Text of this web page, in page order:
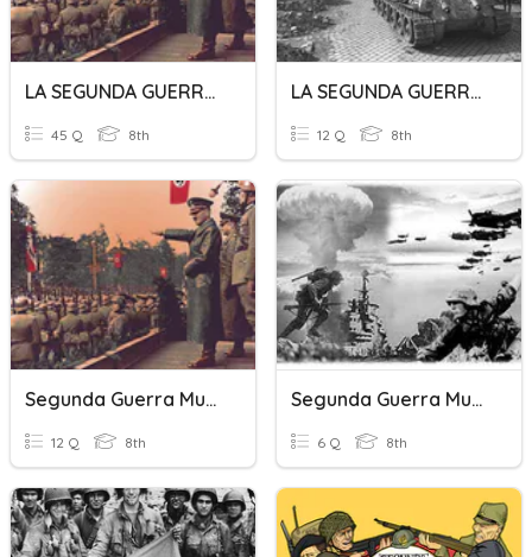
LA SEGUNDA GUERRA MUNDIAL
45 Q 8th
LA SEGUNDA GUERRA MUNDIAL
12 Q 8th
Segunda Guerra Mundial
12 Q 8th
Segunda Guerra Mundial
6 Q 8th